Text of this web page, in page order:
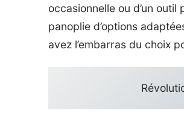
occasionnelle ou d’un
panoplie d’options
avez l’embarras du choix